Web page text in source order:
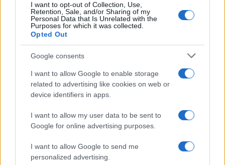
I want to opt-out of Collection, Use,
Retention, Sale, and/or Sharing of my
Personal Data that Is Unrelated with the
Purposes for which it was collected.
Opted Out
Google consents
I want to allow Google to enable storage
related to advertising like cookies on web or
device identifiers in apps.
I want to allow my user data to be sent to
Google for online advertising purposes.
I want to allow Google to send me
personalized advertising.
El Ibex 35 alcanza máximos históricos: ¿Qué está impulsando
esta subida?
Lucía Herrera · 10 Ago 2026